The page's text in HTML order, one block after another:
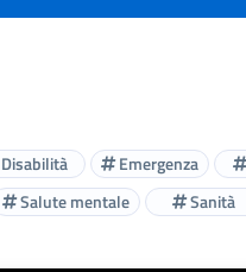
Emergenza
Salute mentale Sanità